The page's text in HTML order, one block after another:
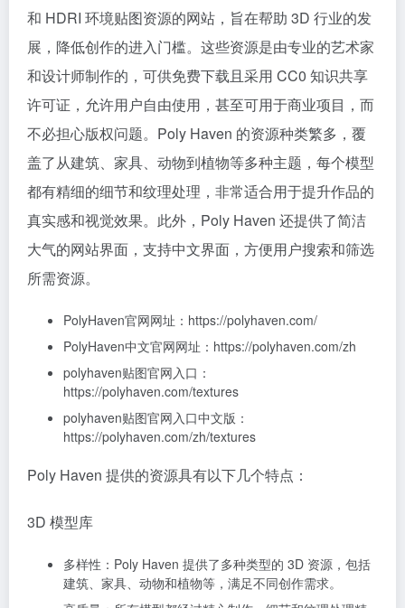
和 HDRI 环境贴图资源的网站，旨在帮助 3D 行业的发
展，降低创作的进入门槛。这些资源是由专业的艺术家
和设计师制作的，可供免费下载且采用 CC0 知识共享
许可证，允许用户自由使用，甚至可用于商业项目，而
不必担心版权问题。Poly Haven 的资源种类繁多，覆
盖了从建筑、家具、动物到植物等多种主题，每个模型
都有精细的细节和纹理处理，非常适合用于提升作品的
真实感和视觉效果。此外，Poly Haven 还提供了简洁
大气的网站界面，支持中文界面，方便用户搜索和筛选
所需资源。
PolyHaven官网网址：https://polyhaven.com/
PolyHaven中文官网网址：https://polyhaven.com/zh
polyhaven贴图官网入口：
https://polyhaven.com/textures
polyhaven贴图官网入口中文版：
https://polyhaven.com/zh/textures
Poly Haven 提供的资源具有以下几个特点：
3D 模型库
多样性：Poly Haven 提供了多种类型的 3D 资源，包括
建筑、家具、动物和植物等，满足不同创作需求。